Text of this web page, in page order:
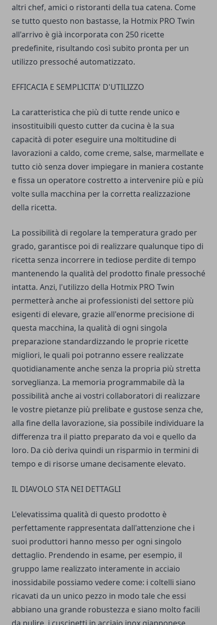
altri chef, amici o ristoranti della tua catena. Come
se tutto questo non bastasse, la Hotmix PRO Twin
all'arrivo è già incorporata con 250 ricette
predefinite, risultando così subito pronta per un
utilizzo pressoché automatizzato.
EFFICACIA E SEMPLICITA' D'UTILIZZO
La caratteristica che più di tutte rende unico e
insostituibili questo cutter da cucina è la sua
capacità di poter eseguire una moltitudine di
lavorazioni a caldo, come creme, salse, marmellate e
tutto ciò senza dover impiegare in maniera costante
e fissa un operatore costretto a intervenire più e più
volte sulla macchina per la corretta realizzazione
della ricetta.
La possibilità di regolare la temperatura grado per
grado, garantisce poi di realizzare qualunque tipo di
ricetta senza incorrere in tediose perdite di tempo
mantenendo la qualità del prodotto finale pressoché
intatta. Anzi, l'utilizzo della Hotmix PRO Twin
permetterà anche ai professionisti del settore più
esigenti di elevare, grazie all'enorme precisione di
questa macchina, la qualità di ogni singola
preparazione standardizzando le proprie ricette
migliori, le quali poi potranno essere realizzate
quotidianamente anche senza la propria più stretta
sorveglianza. La memoria programmabile dà la
possibilità anche ai vostri collaboratori di realizzare
le vostre pietanze più prelibate e gustose senza che,
alla fine della lavorazione, sia possibile individuare la
differenza tra il piatto preparato da voi e quello da
loro. Da ciò deriva quindi un risparmio in termini di
tempo e di risorse umane decisamente elevato.
IL DIAVOLO STA NEI DETTAGLI
L'elevatissima qualità di questo prodotto è
perfettamente rappresentata dall'attenzione che i
suoi produttori hanno messo per ogni singolo
dettaglio. Prendendo in esame, per esempio, il
gruppo lame realizzato interamente in acciaio
inossidabile possiamo vedere come: i coltelli siano
ricavati da un unico pezzo in modo tale che essi
abbiano una grande robustezza e siano molto facili